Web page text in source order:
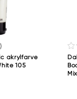
)
akrylfarve
105